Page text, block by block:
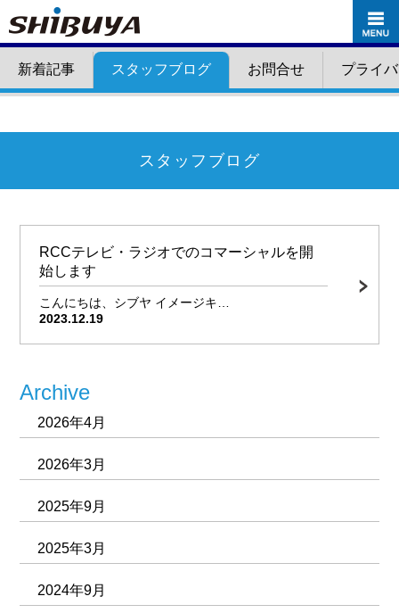
新着記事 スタッフブログ お問合せ プライ
スタッフブログ
RCCテレビ・ラジオでのコマーシャルを開
始します
こんにちは、シブヤ イメージキ…
2023.12.19
Archive
2026年4月
2026年3月
2025年9月
2025年3月
2024年9月